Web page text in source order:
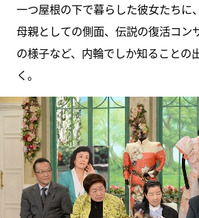
一つ屋根の下で暮らした彼女たちに
母親としての側面、伝説の復活コン
の様子など、内輪でしか知ることの
く。